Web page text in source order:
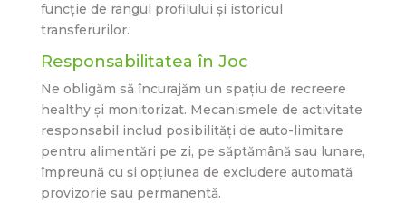
funcție de rangul profilului și istoricul
transferurilor.
Responsabilitatea în Joc
Ne obligăm să încurajăm un spațiu de recreere
healthy și monitorizat. Mecanismele de activitate
responsabil includ posibilități de auto-limitare
pentru alimentări pe zi, pe săptămână sau lunare,
împreună cu și opțiunea de excludere automată
provizorie sau permanentă.